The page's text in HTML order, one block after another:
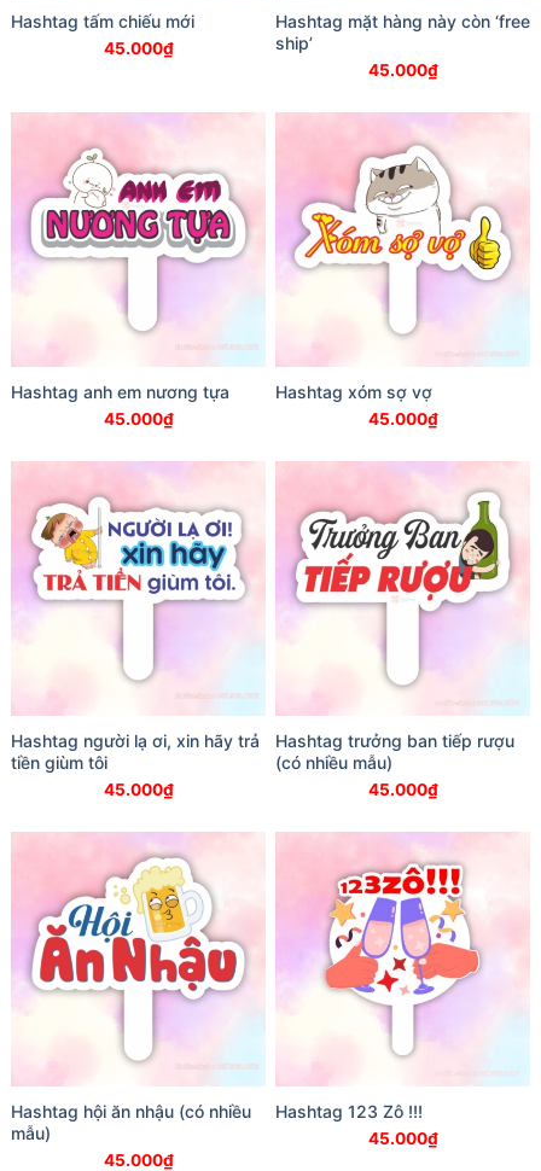
Hashtag tấm chiếu mới
45.000₫
Hashtag mặt hàng này còn ‘free
ship’
45.000₫
Hashtag anh em nương tựa
45.000₫
Hashtag xóm sợ vợ
45.000₫
Hashtag người lạ ơi, xin hãy trả
tiền giùm tôi
45.000₫
Hashtag trưởng ban tiếp rượu
(có nhiều mẫu)
45.000₫
Hashtag hội ăn nhậu (có nhiều
mẫu)
45.000₫
Hashtag 123 Zô !!!
45.000₫